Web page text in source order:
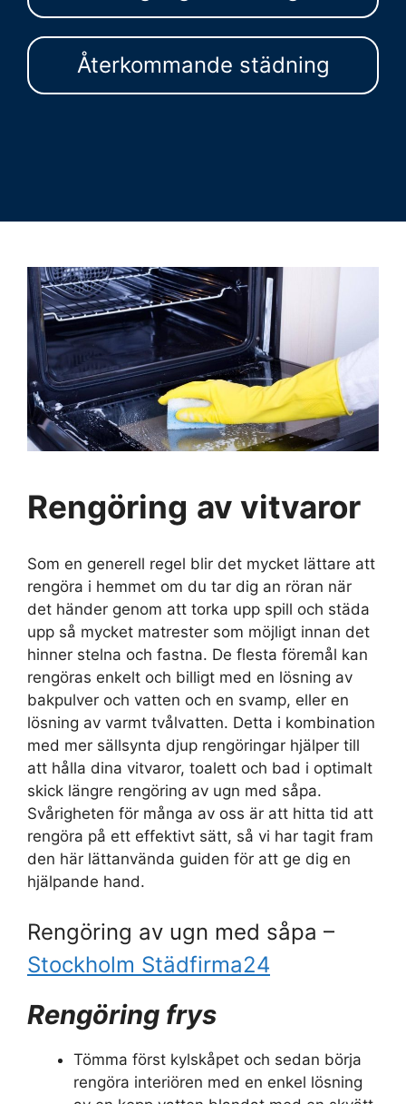
Återkommande städning
Rengöring av vitvaror
Som en generell regel blir det mycket lättare att
rengöra i hemmet om du tar dig an röran när
det händer genom att torka upp spill och städa
upp så mycket matrester som möjligt innan det
hinner stelna och fastna. De flesta föremål kan
rengöras enkelt och billigt med en lösning av
bakpulver och vatten och en svamp, eller en
lösning av varmt tvålvatten. Detta i kombination
med mer sällsynta djup rengöringar hjälper till
att hålla dina vitvaror, toalett och bad i optimalt
skick längre rengöring av ugn med såpa.
Svårigheten för många av oss är att hitta tid att
rengöra på ett effektivt sätt, så vi har tagit fram
den här lättanvända guiden för att ge dig en
hjälpande hand.
Rengöring av ugn med såpa –
Stockholm Städfirma24
Rengöring frys
Tömma först kylskåpet och sedan börja
rengöra interiören med en enkel lösning